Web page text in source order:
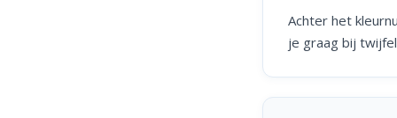
Achter het
je graag bij